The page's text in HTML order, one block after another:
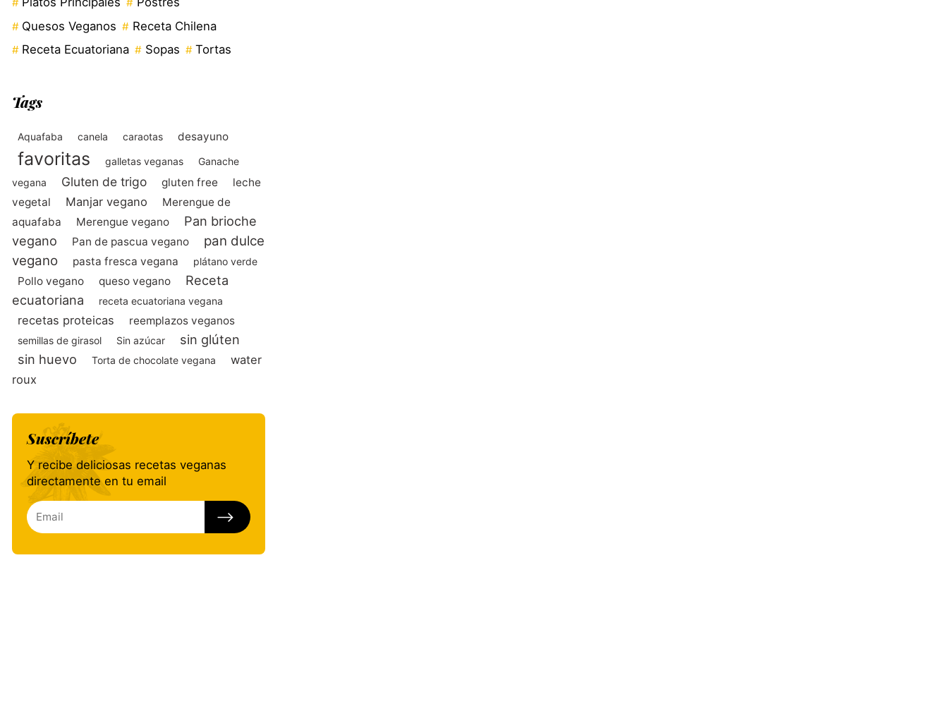
Quesos Veganos
Receta Chilena
Receta Ecuatoriana
Sopas Tortas
Tags
Aquafaba canela caraotas desayuno
favoritas galletas veganas
Ganache
vegana
Gluten de trigo gluten free
leche
vegetal
Manjar vegano
Merengue de
aquafaba
Merengue vegano
Pan brioche
vegano
Pan de pascua vegano
pan dulce
vegano
pasta fresca vegana plátano verde
Pollo vegano queso vegano
Receta
ecuatoriana
receta ecuatoriana vegana
recetas proteicas reemplazos veganos
semillas de girasol Sin azúcar
sin glúten
sin huevo
Torta de chocolate vegana
water
roux
Suscríbete
Y recibe deliciosas recetas veganas
directamente en tu email